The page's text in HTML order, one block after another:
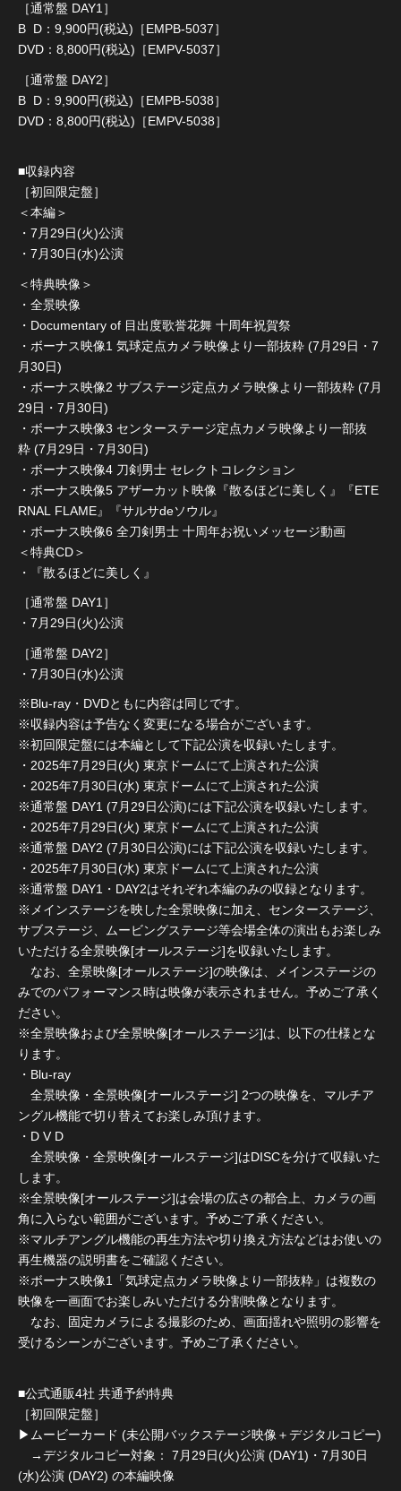
［通常盤 DAY1］
B D：9,900円(税込)［EMPB-5037］
DVD：8,800円(税込)［EMPV-5037］
［通常盤 DAY2］
B D：9,900円(税込)［EMPB-5038］
DVD：8,800円(税込)［EMPV-5038］
■収録内容
［初回限定盤］
＜本編＞
・7月29日(火)公演
・7月30日(水)公演
＜特典映像＞
・全景映像
・Documentary of 目出度歌誉花舞 十周年祝賀祭
・ボーナス映像1 気球定点カメラ映像より一部抜粋 (7月29日・7
月30日)
・ボーナス映像2 サブステージ定点カメラ映像より一部抜粋 (7月
29日・7月30日)
・ボーナス映像3 センターステージ定点カメラ映像より一部抜
粋 (7月29日・7月30日)
・ボーナス映像4 刀剣男士 セレクトコレクション
・ボーナス映像5 アザーカット映像『散るほどに美しく』『ETE
RNAL FLAME』『サルサdeソウル』
・ボーナス映像6 全刀剣男士 十周年お祝いメッセージ動画
＜特典CD＞
・『散るほどに美しく』
［通常盤 DAY1］
・7月29日(火)公演
［通常盤 DAY2］
・7月30日(水)公演
※Blu-ray・DVDともに内容は同じです。
※収録内容は予告なく変更になる場合がございます。
※初回限定盤には本編として下記公演を収録いたします。
・2025年7月29日(火) 東京ドームにて上演された公演
・2025年7月30日(水) 東京ドームにて上演された公演
※通常盤 DAY1 (7月29日公演)には下記公演を収録いたします。
・2025年7月29日(火) 東京ドームにて上演された公演
※通常盤 DAY2 (7月30日公演)には下記公演を収録いたします。
・2025年7月30日(水) 東京ドームにて上演された公演
※通常盤 DAY1・DAY2はそれぞれ本編のみの収録となります。
※メインステージを映した全景映像に加え、センターステージ、
サブステージ、ムービングステージ等会場全体の演出もお楽しみ
いただける全景映像[オールステージ]を収録いたします。
なお、全景映像[オールステージ]の映像は、メインステージの
みでのパフォーマンス時は映像が表示されません。予めご了承く
ださい。
※全景映像および全景映像[オールステージ]は、以下の仕様とな
ります。
・Blu-ray
全景映像・全景映像[オールステージ] 2つの映像を、マルチア
ングル機能で切り替えてお楽しみ頂けます。
・D V D
全景映像・全景映像[オールステージ]はDISCを分けて収録いた
します。
※全景映像[オールステージ]は会場の広さの都合上、カメラの画
角に入らない範囲がございます。予めご了承ください。
※マルチアングル機能の再生方法や切り換え方法などはお使いの
再生機器の説明書をご確認ください。
※ボーナス映像1「気球定点カメラ映像より一部抜粋」は複数の
映像を一画面でお楽しみいただける分割映像となります。
なお、固定カメラによる撮影のため、画面揺れや照明の影響を
受けるシーンがございます。予めご了承ください。
■公式通販4社 共通予約特典
［初回限定盤］
▶︎ムービーカード (未公開バックステージ映像＋デジタルコピー)
→デジタルコピー対象： 7月29日(火)公演 (DAY1)・7月30日
(水)公演 (DAY2) の本編映像